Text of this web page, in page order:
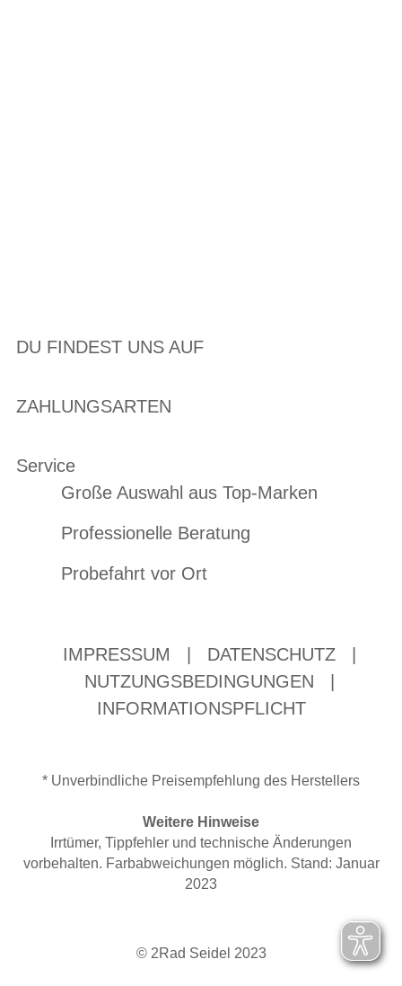
DU FINDEST UNS AUF
ZAHLUNGSARTEN
Service
Große Auswahl aus Top-Marken
Professionelle Beratung
Probefahrt vor Ort
IMPRESSUM DATENSCHUTZ
NUTZUNGSBEDINGUNGEN
INFORMATIONSPFLICHT
* Unverbindliche Preisempfehlung des Herstellers
Weitere Hinweise
Irrtümer, Tippfehler und technische Änderungen
vorbehalten. Farbabweichungen möglich. Stand: Januar
2023
© 2Rad Seidel 2023